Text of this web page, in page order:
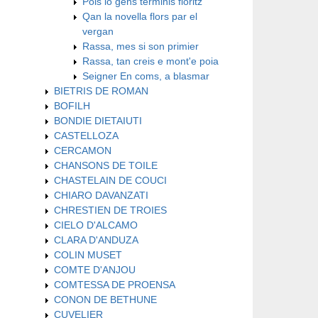
Qan la novella flors par el
vergan
Rassa, mes si son primier
Rassa, tan creis e mont'e poia
Seigner En coms, a blasmar
BIETRIS DE ROMAN
BOFILH
BONDIE DIETAIUTI
CASTELLOZA
CERCAMON
CHANSONS DE TOILE
CHASTELAIN DE COUCI
CHIARO DAVANZATI
CHRESTIEN DE TROIES
CIELO D'ALCAMO
CLARA D'ANDUZA
COLIN MUSET
COMTE D'ANJOU
COMTESSA DE PROENSA
CONON DE BETHUNE
CUVELIER